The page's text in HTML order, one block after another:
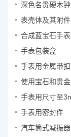
深色名贵硬木
表壳体及其附
合成蓝宝石手
手表包装盒
手表用金属带扣
使用宝石和贵
手表用尺寸至
手表用密封件
汽车筒式减振